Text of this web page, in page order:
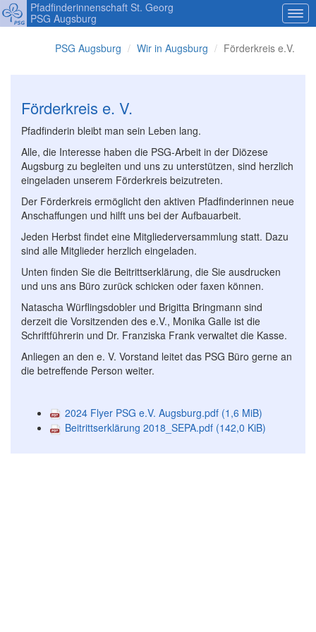
Pfadfinderinnenschaft St. Georg
PSG Augsburg
PSG Augsburg Wir in Augsburg Förderkreis e.V.
Förderkreis e. V.
Pfadfinderin bleibt man sein Leben lang.
Alle, die Interesse haben die PSG-Arbeit in der Diözese
Augsburg zu begleiten und uns zu unterstützen, sind herzlich
eingeladen unserem Förderkreis beizutreten.
Der Förderkreis ermöglicht den aktiven Pfadfinderinnen neue
Anschaffungen und hilft uns bei der Aufbauarbeit.
Jeden Herbst findet eine Mitgliederversammlung statt. Dazu
sind alle Mitglieder herzlich eingeladen.
Unten finden Sie die Beitrittserklärung, die Sie ausdrucken
und uns ans Büro zurück schicken oder faxen können.
Natascha Würflingsdobler und Brigitta Bringmann sind
derzeit die Vorsitzenden des e.V., Monika Galle ist die
Schriftführerin und Dr. Franziska Frank verwaltet die Kasse.
Anliegen an den e. V. Vorstand leitet das PSG Büro gerne an
die betreffende Person weiter.
2024 Flyer PSG e.V. Augsburg.pdf (1,6 MiB)
Beitrittserklärung 2018_SEPA.pdf (142,0 KiB)